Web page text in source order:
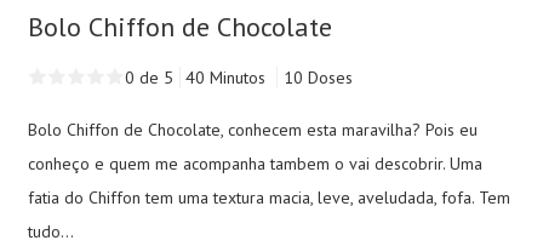
Bolo Chiffon de Chocolate
0 de 5 40 Minutos 10 Doses
Bolo Chiffon de Chocolate, conhecem esta maravilha? Pois eu
conheço e quem me acompanha tambem o vai descobrir. Uma
fatia do Chiffon tem uma textura macia, leve, aveludada, fofa. Tem
tudo...